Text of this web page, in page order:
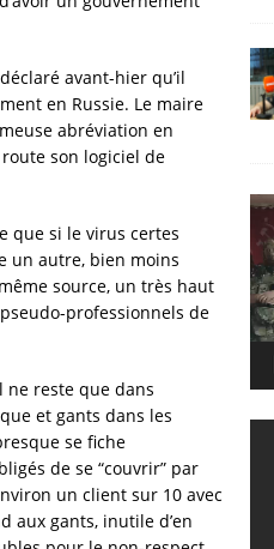
avant-hier qu’il
en Russie. Le maire
abréviation en
son logiciel de
que si le virus certes
un autre, bien moins
source, un très haut
professionnels de
ne reste que dans
et gants dans les
se fiche
de se “couvrir” par
un client sur 10 avec
aux gants, inutile d’en